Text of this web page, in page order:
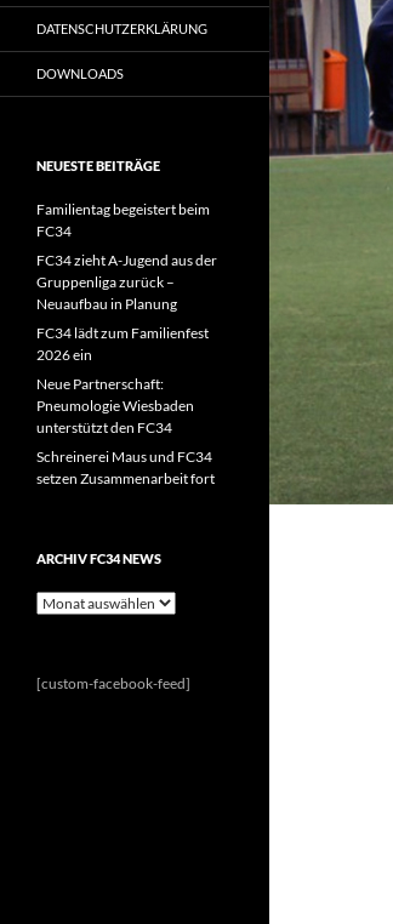
DATENSCHUTZERKLÄRUNG
DOWNLOADS
NEUESTE BEITRÄGE
Familientag begeistert beim
FC34
FC34 zieht A-Jugend aus der
Gruppenliga zurück –
Neuaufbau in Planung
FC34 lädt zum Familienfest
2026 ein
Neue Partnerschaft:
Pneumologie Wiesbaden
unterstützt den FC34
Schreinerei Maus und FC34
setzen Zusammenarbeit fort
ARCHIV FC34 NEWS
Archiv
[custom-facebook-feed]